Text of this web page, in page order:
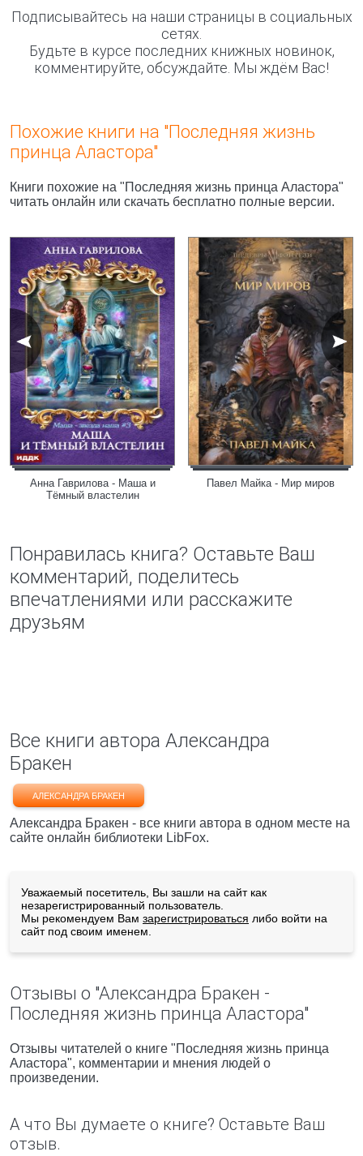
Подписывайтесь на наши страницы в социальных
сетях.
Будьте в курсе последних книжных новинок,
комментируйте, обсуждайте. Мы ждём Вас!
Похожие книги на "Последняя жизнь
принца Аластора"
Книги похожие на "Последняя жизнь принца Аластора"
читать онлайн или скачать бесплатно полные версии.
Анна Гаврилова - Маша и
Тёмный властелин
Павел Майка - Мир миров
Понравилась книга? Оставьте Ваш
комментарий, поделитесь
впечатлениями или расскажите
друзьям
Все книги автора Александра
Бракен
АЛЕКСАНДРА БРАКЕН
Александра Бракен - все книги автора в одном месте на
сайте онлайн библиотеки LibFox.
Уважаемый посетитель, Вы зашли на сайт как
незарегистрированный пользователь.
Мы рекомендуем Вам зарегистрироваться либо войти на
сайт под своим именем.
Отзывы о "Александра Бракен -
Последняя жизнь принца Аластора"
Отзывы читателей о книге "Последняя жизнь принца
Аластора", комментарии и мнения людей о
произведении.
А что Вы думаете о книге? Оставьте Ваш
отзыв.